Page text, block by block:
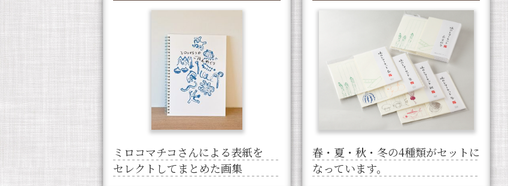
ミロコマチコさんによる表紙を
セレクトしてまとめた画集
春・夏・秋・冬の4種類がセットに
なっています。